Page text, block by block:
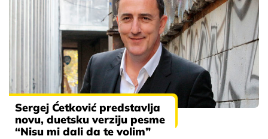
Sergej Ćetković predstavlja
novu, duetsku verziju pesme
“Nisu mi dali da te volim”